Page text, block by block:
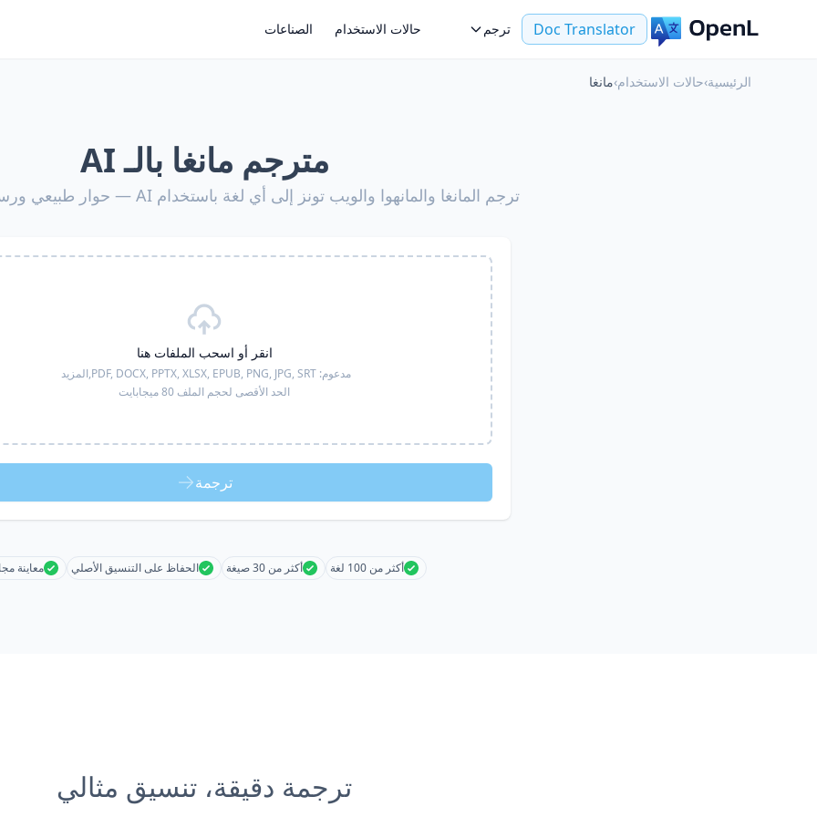
Doc Translator ترجم حالات الاستخدام الصناعات
الرئيسية›حالات الاستخدام›مانغا
مترجم مانغا بالـ AI
ترجم المانغا والمانهوا والويب تونز إلى أي لغة باستخدام AI — حوار طبيعي ورسوم تبقى كما هي
انقر أو اسحب الملفات هنا
مدعوم: PDF, DOCX, PPTX, XLSX, EPUB, PNG, JPG, SRT, المزيد
الحد الأقصى لحجم الملف 80 ميجابايت
ترجمة
أكثر من 100 لغة أكثر من 30 صيغة الحفاظ على التنسيق الأصلي معاينة
ترجمة دقيقة، تنسيق مثالي